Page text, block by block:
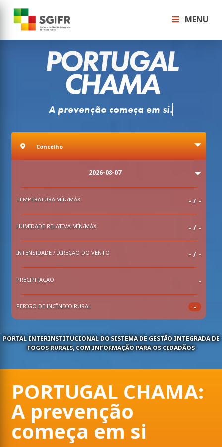
MENU
PORTUGAL
CHAMA
Concelho
Data
2026-08-07
- / -
TEMPERATURA MÍN/MÁX
- / -
HUMIDADE RELATIVA MÍN/MÁX
- / -
INTENSIDADE / DIREÇÃO DO VENTO
-
PRECIPITAÇÃO
-
PERIGO DE INCÊNDIO RURAL
PORTAL INTERINSTITUCIONAL DO SISTEMA DE GESTÃO INTEGRADA DE
FOGOS RURAIS, COM INFORMAÇÃO PARA OS CIDADÃOS
PORTUGAL CHAMA:
A prevenção
começa em si